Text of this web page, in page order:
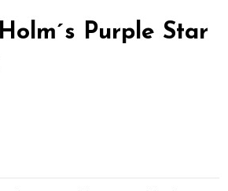
Purple Star